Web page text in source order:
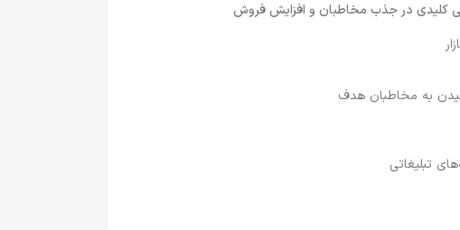
کلیدی در جذب مخاطبان و افزایش فروش
رسیدن به مخاطبان هدف
تبلیغاتی